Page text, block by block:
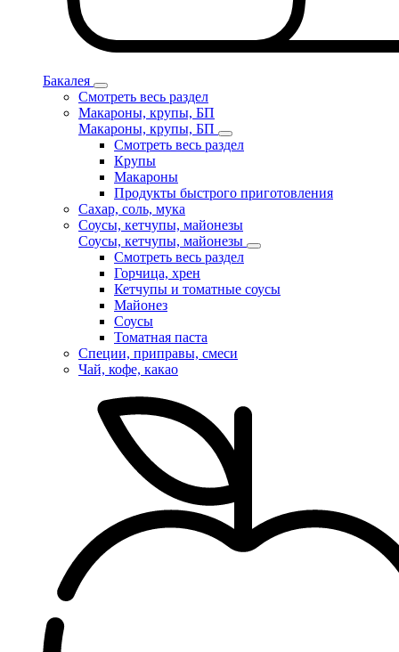
Бакалея
Смотреть весь раздел
Макароны, крупы, БП
Макароны, крупы, БП
Смотреть весь раздел
Крупы
Макароны
Продукты быстрого приготовления
Сахар, соль, мука
Соусы, кетчупы, майонезы
Соусы, кетчупы, майонезы
Смотреть весь раздел
Горчица, хрен
Кетчупы и томатные соусы
Майонез
Соусы
Томатная паста
Специи, приправы, смеси
Чай, кофе, какао